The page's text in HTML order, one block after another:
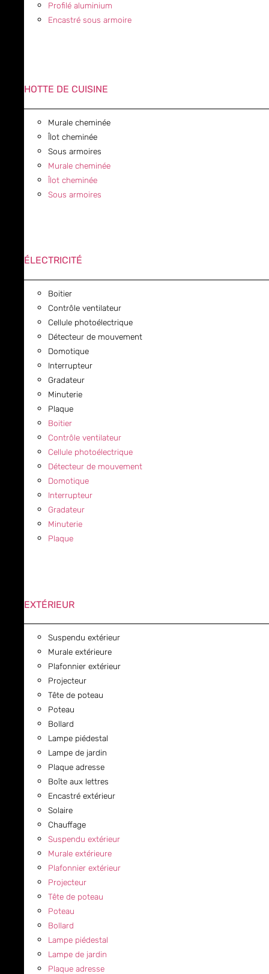
Profilé aluminium
Encastré sous armoire
HOTTE DE CUISINE
Murale cheminée
Îlot cheminée
Sous armoires
Murale cheminée
Îlot cheminée
Sous armoires
ÉLECTRICITÉ
Boitier
Contrôle ventilateur
Cellule photoélectrique
Détecteur de mouvement
Domotique
Interrupteur
Gradateur
Minuterie
Plaque
Boitier
Contrôle ventilateur
Cellule photoélectrique
Détecteur de mouvement
Domotique
Interrupteur
Gradateur
Minuterie
Plaque
EXTÉRIEUR
Suspendu extérieur
Murale extérieure
Plafonnier extérieur
Projecteur
Tête de poteau
Poteau
Bollard
Lampe piédestal
Lampe de jardin
Plaque adresse
Boîte aux lettres
Encastré extérieur
Solaire
Chauffage
Suspendu extérieur
Murale extérieure
Plafonnier extérieur
Projecteur
Tête de poteau
Poteau
Bollard
Lampe piédestal
Lampe de jardin
Plaque adresse